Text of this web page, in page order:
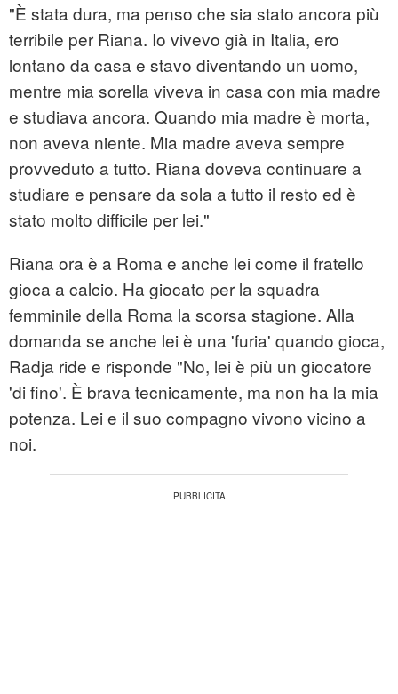
"È stata dura, ma penso che sia stato ancora più
terribile per Riana. Io vivevo già in Italia, ero
lontano da casa e stavo diventando un uomo,
mentre mia sorella viveva in casa con mia madre
e studiava ancora. Quando mia madre è morta,
non aveva niente. Mia madre aveva sempre
provveduto a tutto. Riana doveva continuare a
studiare e pensare da sola a tutto il resto ed è
stato molto difficile per lei."
Riana ora è a Roma e anche lei come il fratello
gioca a calcio. Ha giocato per la squadra
femminile della Roma la scorsa stagione. Alla
domanda se anche lei è una 'furia' quando gioca,
Radja ride e risponde "No, lei è più un giocatore
'di fino'. È brava tecnicamente, ma non ha la mia
potenza. Lei e il suo compagno vivono vicino a
noi.